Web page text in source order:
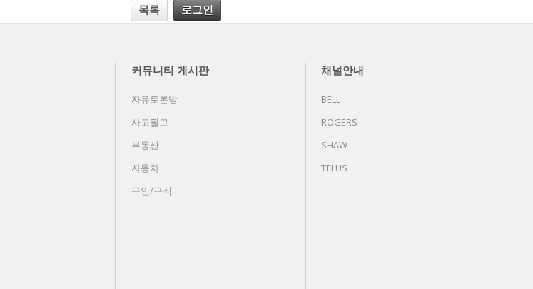
목록 로그인
커뮤니티 게시판
자유토론방
사고팔고
부동산
자동차
구인/구직
채널안내
BELL
ROGERS
SHAW
TELUS